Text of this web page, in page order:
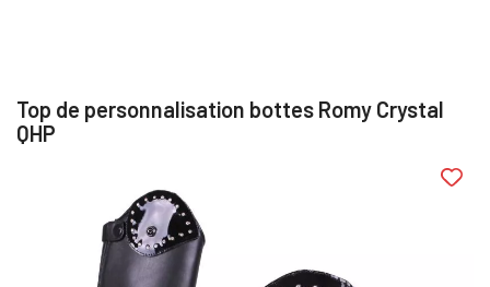
Top de personnalisation bottes Romy Crystal
QHP